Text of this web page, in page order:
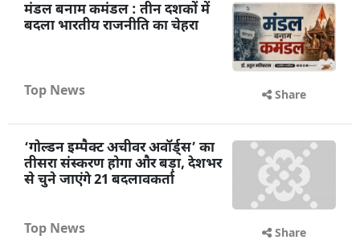
मंडल बनाम कमंडल : तीन दशकों में
बदला भारतीय राजनीति का चेहरा
Top News Share
‘गोल्डन इम्पैक्ट अचीवर अवॉर्ड्स’ का
तीसरा संस्करण होगा और बड़ा, देशभर
से चुने जाएंगे 21 बदलावकर्ता
Top News Share